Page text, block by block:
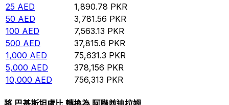
25 AED 1,890.78 PKR
50 AED 3,781.56 PKR
100 AED 7,563.13 PKR
500 AED 37,815.6 PKR
1,000 AED 75,631.3 PKR
5,000 AED 378,156 PKR
10,000 AED 756,313 PKR